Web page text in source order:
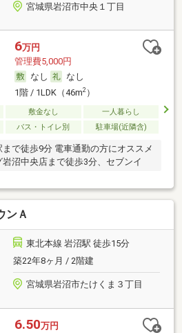
宮城県岩沼市中央１丁目
6万円
管理費5,000円
なし
なし
1階 / 1LDK（46m2）
敷金なし
一人暮らし
バス・トイレ別 駐車場(近隣含)
で徒歩9分 電車通勤の方にオススメ
沼中央店まで徒歩3分、セブンイ
ンＡ
東北本線 岩沼駅 徒歩15分
築22年8ヶ月 / 2階建
宮城県岩沼市たけくま３丁目
6.50万円